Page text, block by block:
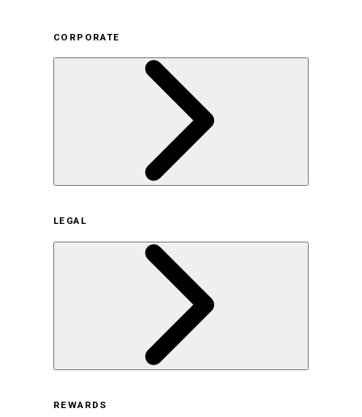
CORPORATE
サステナビリティの取り組み（日本）
サステナビリティの取り組み（米国/英語）
ヒストリー
採用情報
LEGAL
REWARDS